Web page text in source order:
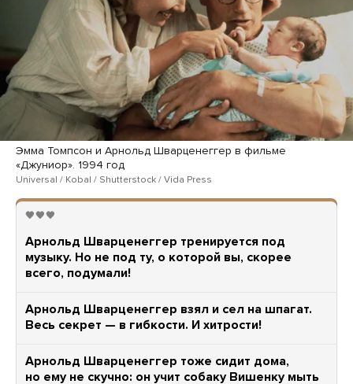
Эмма Томпсон и Арнольд Шварценеггер в фильме
«Джуниор». 1994 год
Universal / Kobal / Shutterstock / Vida Press
🖤🖤🖤
Арнольд Шварценеггер тренируется под
музыку. Но не под ту, о которой вы, скорее
всего, подумали!
Арнольд Шварценеггер взял и сел на шпагат.
Весь секрет — в гибкости. И хитрости!
Арнольд Шварценеггер тоже сидит дома,
но ему не скучно: он учит собаку Вишенку мыть